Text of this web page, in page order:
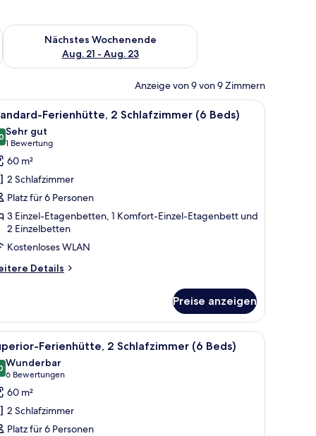
Aug. 14 - Aug. 16.
Nächstes Wochenende
Aug. 21 - Aug. 23
Überprüfe die Verfügbarkeit für nächstes Wochenende, Aug.
Anzeige von 9 von 9 Zimmern
Waschbecken und einem Etagenbett.
Schlafzimmer
Ein modernes Wohnzimmer mit
7 Ferienhütte, 2 Schlafzimmer (6 Beds)
von 10
Sehr gut
1 Bewertung
(1
Bewertung)
60 m²
2 Schlafzimmer
Platz für 6 Personen
3 Einzel-Etagenbetten, 1 Komfort-Einzel-Etagenbett und
2 Einzelbetten
Kostenloses WLAN
Details
Preise anzeigen
mit einer Leiter, Ablageflächen darüber und einem Wandhaken.
Schlafzimmer
Ein Bett mit gesteppter weißer Bettdecke,
10 Ferienhütte, 2 Schlafzimmer (6 Beds)
von 10
Wunderbar
6 Bewertungen
(6
Bewertungen)
60 m²
2 Schlafzimmer
Platz für 6 Personen